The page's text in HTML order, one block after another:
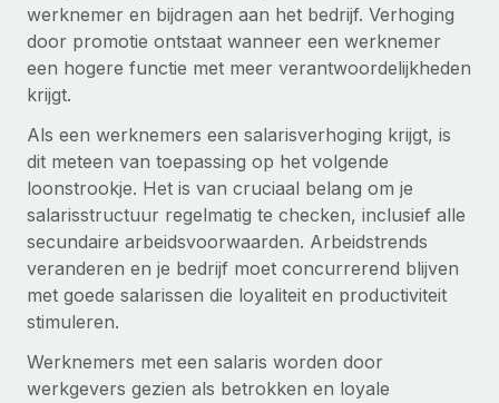
werknemer en bijdragen aan het bedrijf. Verhoging
door promotie ontstaat wanneer een werknemer
een hogere functie met meer verantwoordelijkheden
krijgt.
Als een werknemers een salarisverhoging krijgt, is
dit meteen van toepassing op het volgende
loonstrookje. Het is van cruciaal belang om je
salarisstructuur regelmatig te checken, inclusief alle
secundaire arbeidsvoorwaarden. Arbeidstrends
veranderen en je bedrijf moet concurrerend blijven
met goede salarissen die loyaliteit en productiviteit
stimuleren.
Werknemers met een salaris worden door
werkgevers gezien als betrokken en loyale